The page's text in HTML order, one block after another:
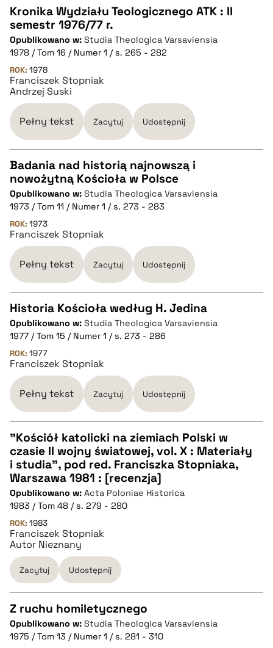
pobierz cytat
CZYSTY TEKST
pobierz cytat
BIBTEX
pobierz cytat
Kronika Wydziału Teologicznego ATK : II
semestr 1976/77 r.
Opublikowano w: Studia Theologica Varsaviensia
1978 / Tom 16 / Numer 1 / s. 265 - 282
ROK: 1978
Franciszek Stopniak
Andrzej Suski
Pełny tekst Zacytuj Udostępnij
CZYSTY TEKST
pobierz cytat
BIBTEX
pobierz cytat
Badania nad historią najnowszą i
nowożytną Kościoła w Polsce
Opublikowano w: Studia Theologica Varsaviensia
1973 / Tom 11 / Numer 1 / s. 273 - 283
ROK: 1973
Franciszek Stopniak
Pełny tekst Zacytuj Udostępnij
CZYSTY TEKST
pobierz cytat
pobierz cytat
Historia Kościoła według H. Jedina
Opublikowano w: Studia Theologica Varsaviensia
1977 / Tom 15 / Numer 1 / s. 273 - 286
ROK: 1977
Franciszek Stopniak
Pełny tekst Zacytuj Udostępnij
CZYSTY TEKST
pobierz cytat
BIBTEX
pobierz cytat
"Kościół katolicki na ziemiach Polski w
czasie II wojny światowej, vol. X : Materiały
i studia", pod red. Franciszka Stopniaka,
Warszawa 1981 : [recenzja]
Opublikowano w: Acta Poloniae Historica
1983 / Tom 48 / s. 279 - 280
ROK: 1983
Franciszek Stopniak
Autor Nieznany
Zacytuj Udostępnij
CZYSTY TEKST
Z ruchu homiletycznego
Opublikowano w: Studia Theologica Varsaviensia
1975 / Tom 13 / Numer 1 / s. 281 - 310